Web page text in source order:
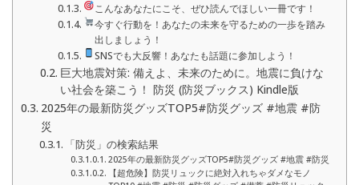
こんなあなたにこそ、ぜひ読んでほしい一冊です！
今すぐ行動を！あなたの未来を守るための一歩を踏み
出しましょう！
SNSでも大反響！あなたも話題に参加しよう！
巨大地震対策: 備えよ、未来のために。地震に負けな
い社会を築こう！ 防災 (防災ブックス) Kindle版
2025年の最新防災グッズTOP5#防災グッズ #地震 #防
災
「防災」の検索結果
2025年の最新防災グッズTOP5#防災グッズ #地震 #防災
【超危険】防災リュックに絶対入れちゃダメなモノ